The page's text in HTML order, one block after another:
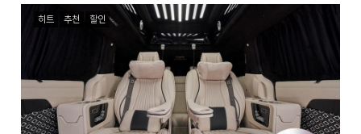
히트 추천 할인